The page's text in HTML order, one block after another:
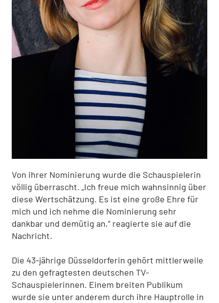
Von ihrer Nominierung wurde die Schauspielerin
völlig überrascht. „Ich freue mich wahnsinnig über
diese Wertschätzung. Es ist eine große Ehre für
mich und ich nehme die Nominierung sehr
dankbar und demütig an,“ reagierte sie auf die
Nachricht.
Die 43-jährige Düsseldorferin gehört mittlerweile
zu den gefragtesten deutschen TV-
Schauspielerinnen. Einem breiten Publikum
wurde sie unter anderem durch ihre Hauptrolle in